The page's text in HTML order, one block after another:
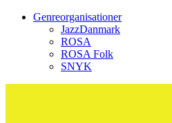
Genreorganisationer
JazzDanmark
ROSA
ROSA Folk
SNYK